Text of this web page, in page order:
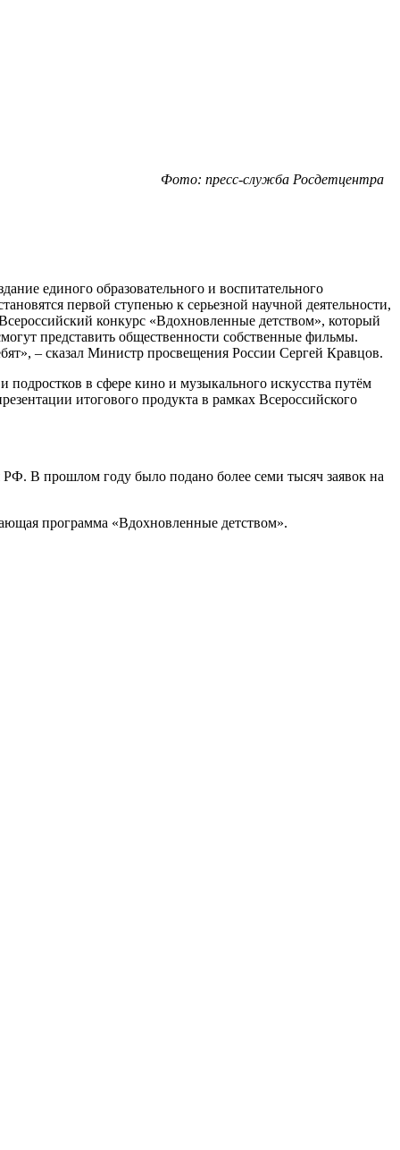
Фото: пресс-служба Росдетцентра
единого образовательного и воспитательного
первой ступенью к серьезной научной деятельности,
конкурс «Вдохновленные детством», который
представить общественности собственные фильмы.
– сказал Министр просвещения России Сергей Кравцов.
в сфере кино и музыкального искусства путём
итогового продукта в рамках Всероссийского
В прошлом году было подано более семи тысяч заявок на
программа «Вдохновленные детством».